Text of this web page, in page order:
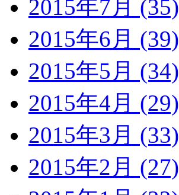
2015年7月 (35)
2015年6月 (39)
2015年5月 (34)
2015年4月 (29)
2015年3月 (33)
2015年2月 (27)